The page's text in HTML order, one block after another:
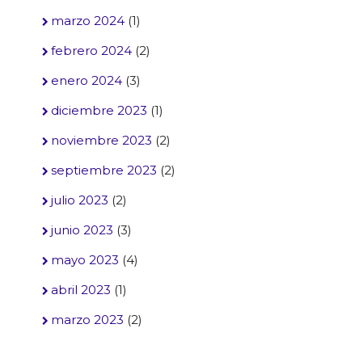
marzo 2024 (1)
febrero 2024 (2)
enero 2024 (3)
diciembre 2023 (1)
noviembre 2023 (2)
septiembre 2023 (2)
julio 2023 (2)
junio 2023 (3)
mayo 2023 (4)
abril 2023 (1)
marzo 2023 (2)